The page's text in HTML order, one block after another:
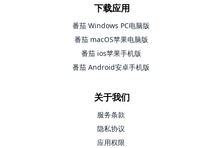
下载应用
番茄 Windows PC电脑版
番茄 macOS苹果电脑版
番茄 ios苹果手机版
番茄 Android安卓手机版
关于我们
服务条款
隐私协议
应用权限